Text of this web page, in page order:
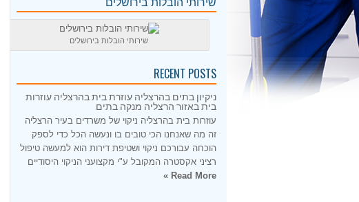
שירותי הובלות בירושלים
RECENT POSTS
ניקיון בתים בהרצליה עוזרת בית בהרצליה עוזרות
בית באזור הרצליה מנקה בתים
עוזרות בית בהרצליה ניקוי של משרדים בעיר הרצליה
זה מה שאנחנו הכי טובים בו ונעשה הכל כדי לספק
הוכחה עבורכם ניקוי ושטיפת דירות הוא למעשה טיפול
רציני אקסטרה המקובל ע"י מקצועני הניקוי היסודיים
Read More »